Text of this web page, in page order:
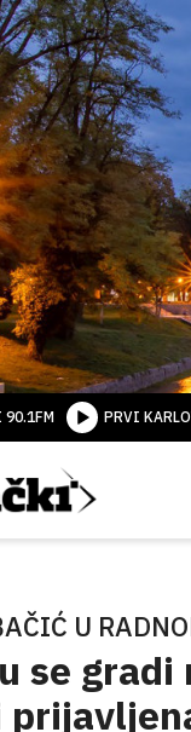
90.1FM PRVI
U
se